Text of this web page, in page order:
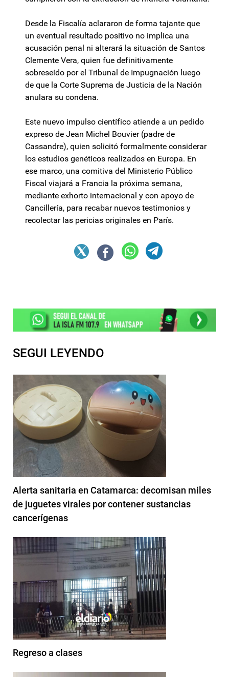
Desde la Fiscalía aclararon de forma tajante que
un eventual resultado positivo no implica una
acusación penal ni alterará la situación de Santos
Clemente Vera, quien fue definitivamente
sobreseído por el Tribunal de Impugnación luego
de que la Corte Suprema de Justicia de la Nación
anulara su condena.
Este nuevo impulso científico atiende a un pedido
expreso de Jean Michel Bouvier (padre de
Cassandre), quien solicitó formalmente considerar
los estudios genéticos realizados en Europa. En
ese marco, una comitiva del Ministerio Público
Fiscal viajará a Francia la próxima semana,
mediante exhorto internacional y con apoyo de
Cancillería, para recabar nuevos testimonios y
recolectar las pericias originales en París.
SEGUI LEYENDO
Alerta sanitaria en Catamarca: decomisan miles
de juguetes virales por contener sustancias
cancerígenas
Regreso a clases